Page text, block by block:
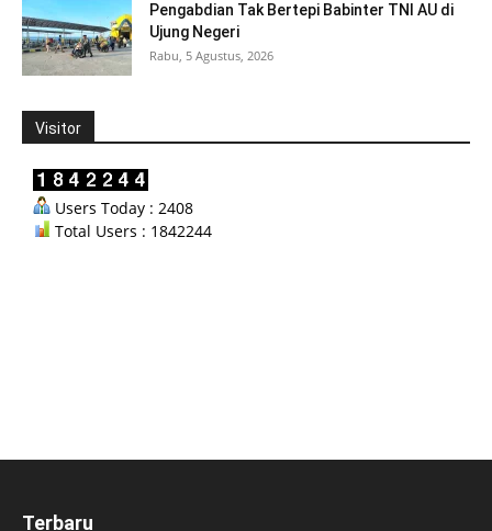
Pengabdian Tak Bertepi Babinter TNI AU di
Ujung Negeri
Rabu, 5 Agustus, 2026
Visitor
Users Today : 2408
Total Users : 1842244
Terbaru